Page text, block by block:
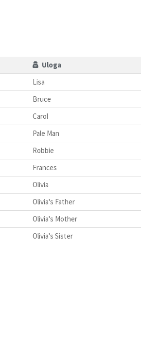
Uloga
Lisa
Bruce
Carol
Pale Man
Robbie
Frances
Olivia
Olivia's Father
Olivia's Mother
Olivia's Sister